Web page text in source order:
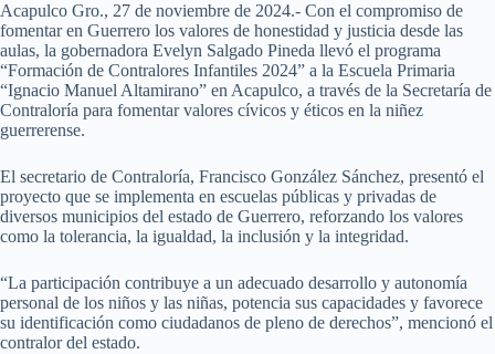
Acapulco Gro., 27 de noviembre de 2024.- Con el compromiso de
fomentar en Guerrero los valores de honestidad y justicia desde las
aulas, la gobernadora Evelyn Salgado Pineda llevó el programa
“Formación de Contralores Infantiles 2024” a la Escuela Primaria
“Ignacio Manuel Altamirano” en Acapulco, a través de la Secretaría de
Contraloría para fomentar valores cívicos y éticos en la niñez
guerrerense.
El secretario de Contraloría, Francisco González Sánchez, presentó el
proyecto que se implementa en escuelas públicas y privadas de
diversos municipios del estado de Guerrero, reforzando los valores
como la tolerancia, la igualdad, la inclusión y la integridad.
“La participación contribuye a un adecuado desarrollo y autonomía
personal de los niños y las niñas, potencia sus capacidades y favorece
su identificación como ciudadanos de pleno de derechos”, mencionó el
contralor del estado.